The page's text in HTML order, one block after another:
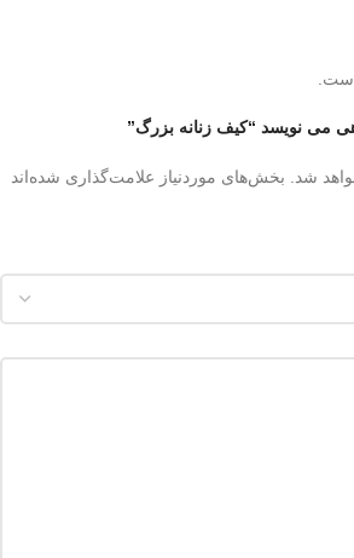
می نویسد “کیف زنانه بزرگ”
شد. بخش‌های موردنیاز علامت‌گذاری شده‌اند